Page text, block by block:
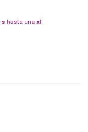
s hasta una xl